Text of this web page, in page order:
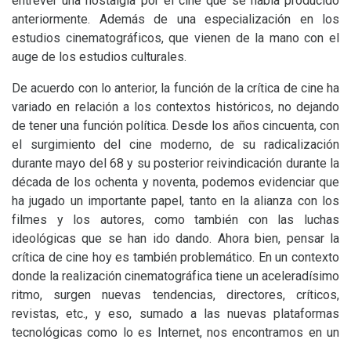
anteriormente. Además de una especialización en los
estudios cinematográficos, que vienen de la mano con el
auge de los estudios culturales.
De acuerdo con lo anterior, la función de la crítica de cine ha
variado en relación a los contextos históricos, no dejando
de tener una función política. Desde los años cincuenta, con
el surgimiento del cine moderno, de su radicalización
durante mayo del 68 y su posterior reivindicación durante la
década de los ochenta y noventa, podemos evidenciar que
ha jugado un importante papel, tanto en la alianza con los
filmes y los autores, como también con las luchas
ideológicas que se han ido dando. Ahora bien, pensar la
crítica de cine hoy es también problemático. En un contexto
donde la realización cinematográfica tiene un aceleradísimo
ritmo, surgen nuevas tendencias, directores, críticos,
revistas, etc., y eso, sumado a las nuevas plataformas
tecnológicas como lo es Internet, nos encontramos en un